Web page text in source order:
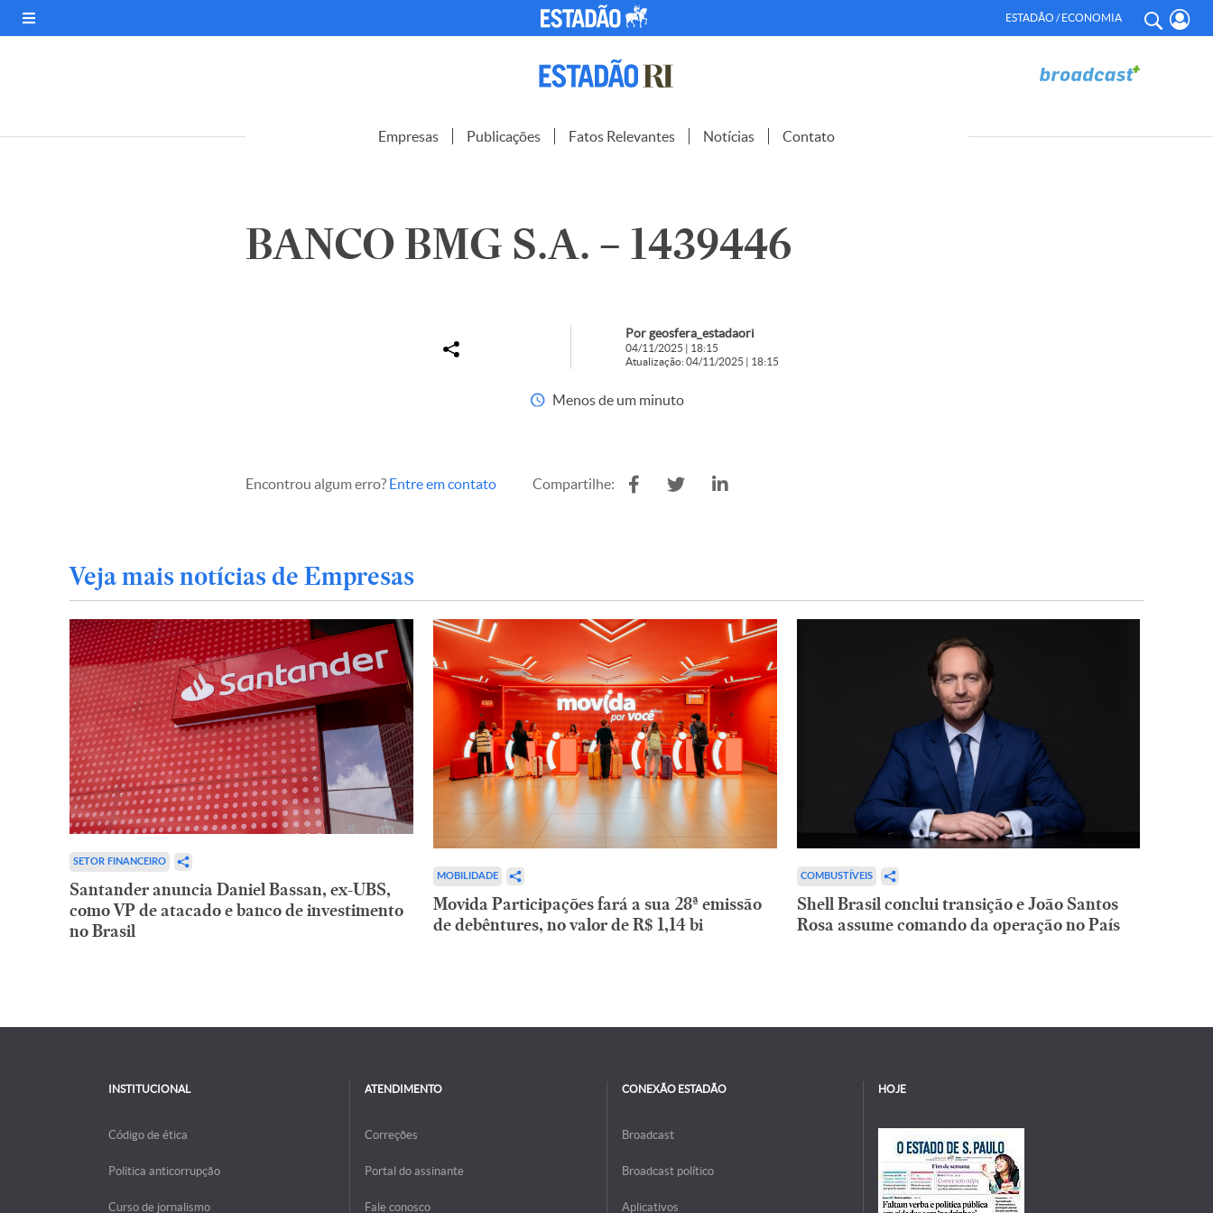
ESTADÃO / ECONOMIA
Empresas Publicações Fatos Relevantes Notícias Contato
BANCO BMG S.A. – 1439446
Por geosfera_estadaori
04/11/2025 | 18:15
Atualização: 04/11/2025 | 18:15
Menos de um minuto
Encontrou algum erro? Entre em contato Compartilhe:
Veja mais notícias de Empresas
SETOR FINANCEIRO
Santander anuncia Daniel Bassan, ex-UBS,
como VP de atacado e banco de investimento
no Brasil
MOBILIDADE
Movida Participações fará a sua 28ª emissão
de debêntures, no valor de R$ 1,14 bi
COMBUSTÍVEIS
Shell Brasil conclui transição e João Santos
Rosa assume comando da operação no País
INSTITUCIONAL
Código de ética
Politica anticorrupção
Curso de jornalismo
ATENDIMENTO
Correções
Portal do assinante
Fale conosco
CONEXÃO ESTADÃO
Broadcast
Broadcast político
Aplicativos
HOJE